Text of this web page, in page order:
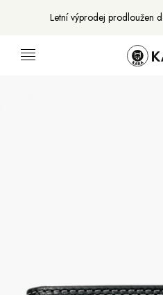
Letní výprodej prodloužen
Manikúry